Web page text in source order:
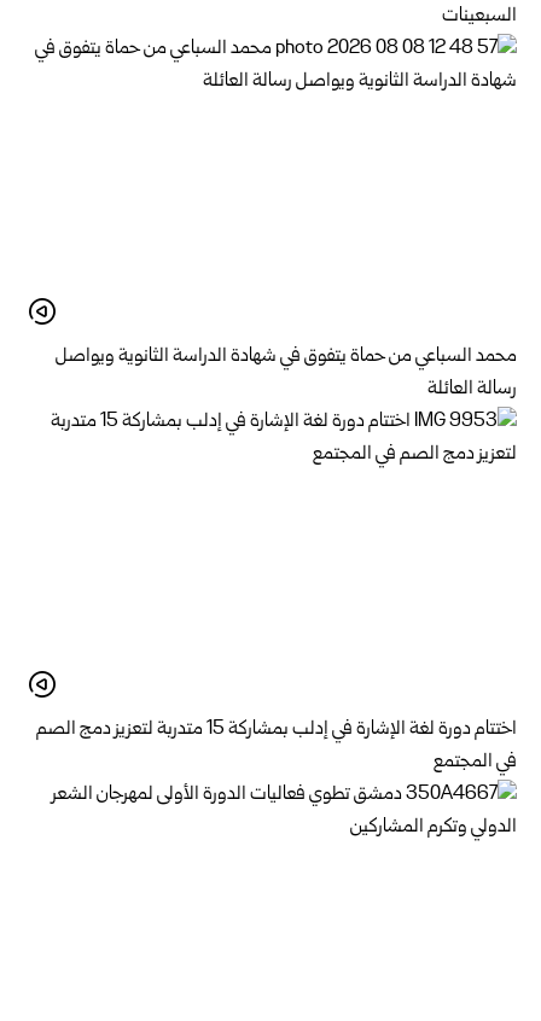
السبعينات
محمد السباعي من حماة يتفوق في شهادة الدراسة الثانوية ويواصل
رسالة العائلة
اختتام دورة لغة الإشارة في إدلب بمشاركة 15 متدربة لتعزيز دمج الصم
في المجتمع